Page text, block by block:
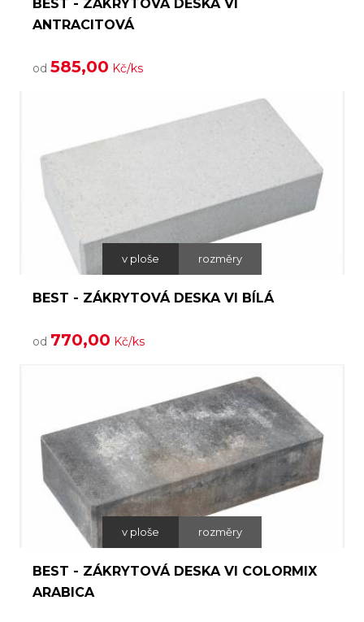
BEST - ZÁKRYTOVÁ DESKA VI
ANTRACITOVÁ
od 585,00 Kč/ks
v ploše rozměry
BEST - ZÁKRYTOVÁ DESKA VI BÍLÁ
od 770,00 Kč/ks
v ploše rozměry
BEST - ZÁKRYTOVÁ DESKA VI COLORMIX
ARABICA